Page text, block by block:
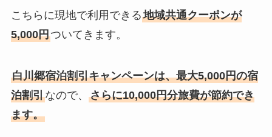
こちらに現地で利用できる地域共通クーポンが
5,000円ついてきます。
白川郷宿泊割引キャンペーンは、最大5,000円の宿
泊割引なので、 さらに10,000円分旅費が節約でき
ます。